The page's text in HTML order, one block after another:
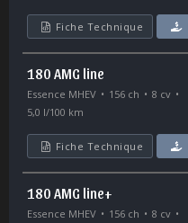
Fiche Technique
180 AMG line
Essence MHEV 156 ch
8 cv
5,0 l/100 km
Fiche Technique
180 AMG line+
Essence MHEV 156 ch
8 cv